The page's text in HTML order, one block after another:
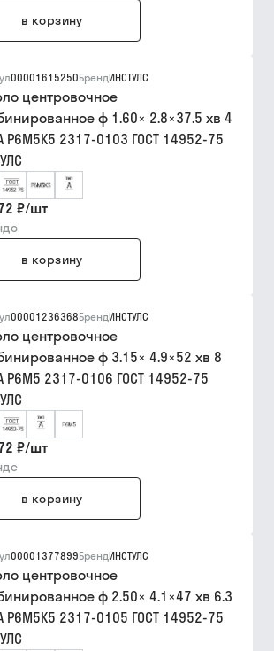
в корзину
00001615250БрендИНСТУЛС
центровочное
ф 1.60× 2.8×37.5 хв 4
Р6М5К5 2317-0103 ГОСТ 14952-75
₽/шт
в корзину
00001236368БрендИНСТУЛС
центровочное
ф 3.15× 4.9×52 хв 8
Р6М5 2317-0106 ГОСТ 14952-75
₽/шт
в корзину
00001377899БрендИНСТУЛС
центровочное
ф 2.50× 4.1×47 хв 6.3
Р6М5К5 2317-0105 ГОСТ 14952-75